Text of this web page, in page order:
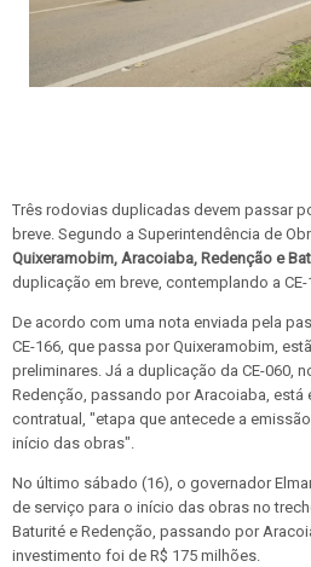
Três rodovias duplicadas devem passar
breve. Segundo a Superintendência de
Quixeramobim, Aracoiaba, Redenção e
duplicação em breve, contemplando a CE-
De acordo com uma nota enviada pela
CE-166, que passa por Quixeramobim,
preliminares. Já a duplicação da CE-060,
Redenção, passando por Aracoiaba, está
contratual, "etapa que antecede a
início das obras".
No último sábado (16), o governador
de serviço para o início das obras no
Baturité e Redenção, passando por
investimento foi de R$ 175 milhões.